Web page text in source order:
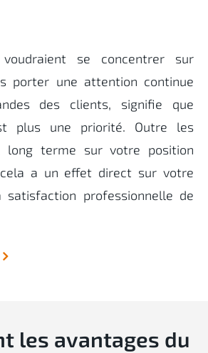
se concentrer sur
porter une attention continue
des clients, signifie que
plus une priorité. Outre les
long terme sur votre position
a un effet direct sur votre
satisfaction professionnelle de
les avantages du